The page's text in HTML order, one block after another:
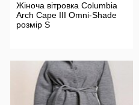
Жіноча вітровка Columbia
Arch Cape III Omni-Shade
розмір S